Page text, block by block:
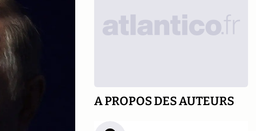
A PROPOS DES AUTEURS